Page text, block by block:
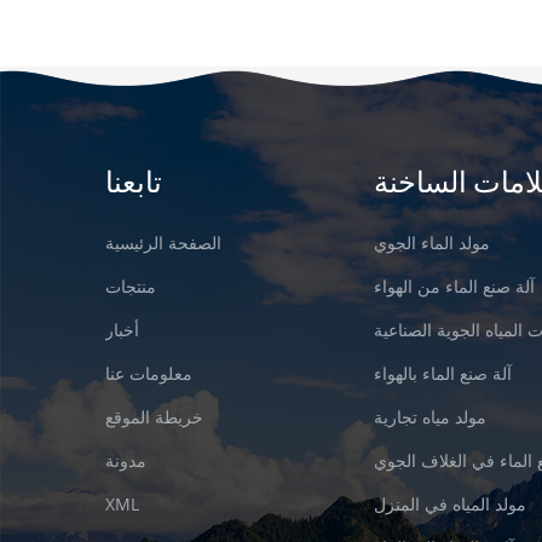
تابعنا
الصفحة الرئيسية
منتجات
أخبار
معلومات عنا
خريطة الموقع
مدونة
XML
الساخنة
مولد الماء الجوي
آلة صنع الماء من الهواء
المياه الجوية الصناعية
آلة صنع الماء بالهواء
مولد مياه تجارية
الماء في الغلاف الجوي
مولد المياه في المنزل